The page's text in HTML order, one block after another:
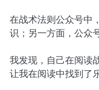
在战术法则公众号中
识；另一方面，公众
我发现，自己在阅读
让我在阅读中找到了